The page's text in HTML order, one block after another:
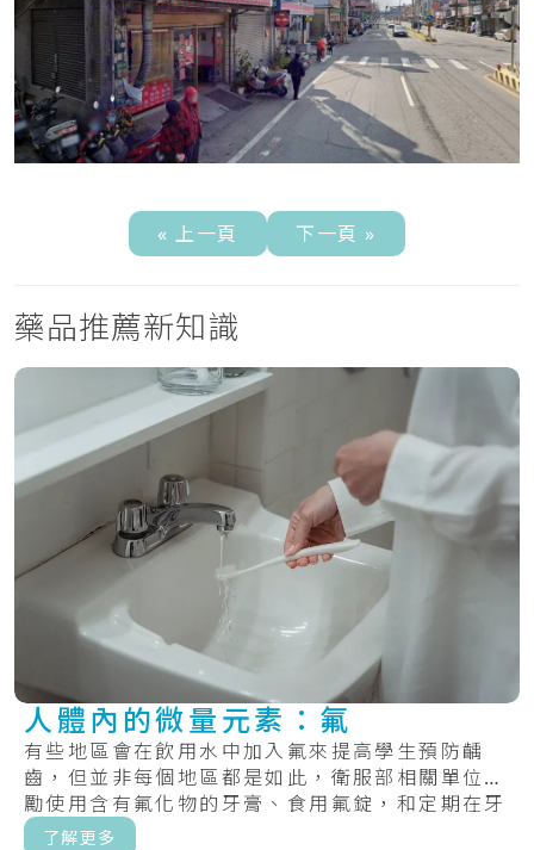
« 上一頁 下一頁 »
藥品推薦新知識
人體內的微量元素：氟
有些地區會在飲用水中加入氟來提高學生預防齲
齒，但並非每個地區都是如此，衛服部相關單位鼓
勵使用含有氟化物的牙膏、食用氟錠，和定期在牙
齒上塗.....
了解更多